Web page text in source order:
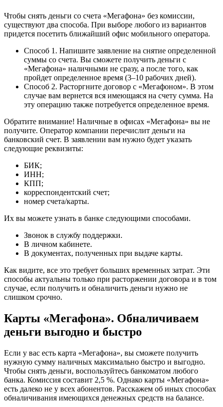
Чтобы снять деньги со счета «Мегафона» без комиссии,
существуют два способа. При выборе любого из вариантов
придется посетить ближайший офис мобильного оператора.
Способ 1. Напишите заявление на снятие определенной
суммы со счета. Вы сможете получить деньги с
«Мегафона» наличными не сразу, а после того, как
пройдет определенное время (3–10 рабочих дней).
Способ 2. Расторгните договор с «Мегафоном». В этом
случае вам вернется вся имеющаяся на счету сумма. На
эту операцию также потребуется определенное время.
Обратите внимание! Наличные в офисах «Мегафона» вы не
получите. Оператор компании перечислит деньги на
банковский счет. В заявлении вам нужно будет указать
следующие реквизиты:
БИК;
ИНН;
КПП;
корреспондентский счет;
номер счета/карты.
Их вы можете узнать в банке следующими способами.
Звонок в службу поддержки.
В личном кабинете.
В документах, полученных при выдаче карты.
Как видите, все это требует больших временных затрат. Эти
способы актуальны только при расторжении договора и в том
случае, если получить и обналичить деньги нужно не
слишком срочно.
Карты «Мегафона». Обналичиваем
деньги выгодно и быстро
Если у вас есть карта «Мегафона», вы сможете получить
нужную сумму наличных максимально быстро и выгодно.
Чтобы снять деньги, воспользуйтесь банкоматом любого
банка. Комиссия составит 2,5 %. Однако карты «Мегафона»
есть далеко не у всех абонентов. Расскажем об иных способах
обналичивания имеющихся денежных средств на балансе.